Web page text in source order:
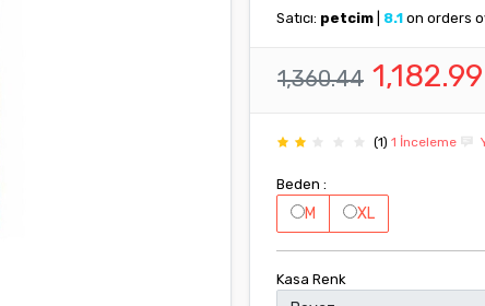
Satıcı: petcim 8.1 on orders
1,360.44
(1) 1 İnceleme
Beden :
M XL
Kasa Renk